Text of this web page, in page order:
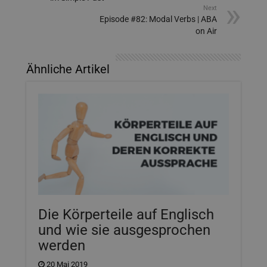
Next
Episode #82: Modal Verbs | ABA
on Air
Ähnliche Artikel
Die Körperteile auf Englisch
und wie sie ausgesprochen
werden
20 Mai 2019